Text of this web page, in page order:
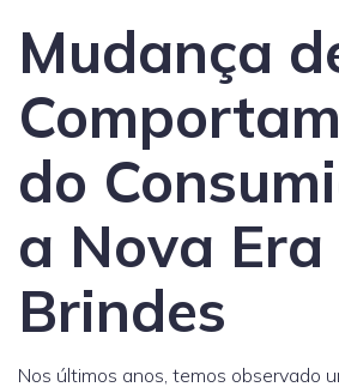
Mudança
do
a Nova Era
Brindes
Nos últimos anos, temos observado